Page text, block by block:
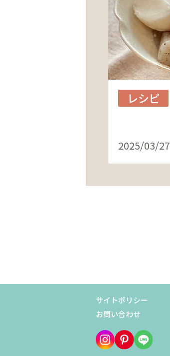
レシピ
2025/03/27
サイトポリシー
お問い合わせ